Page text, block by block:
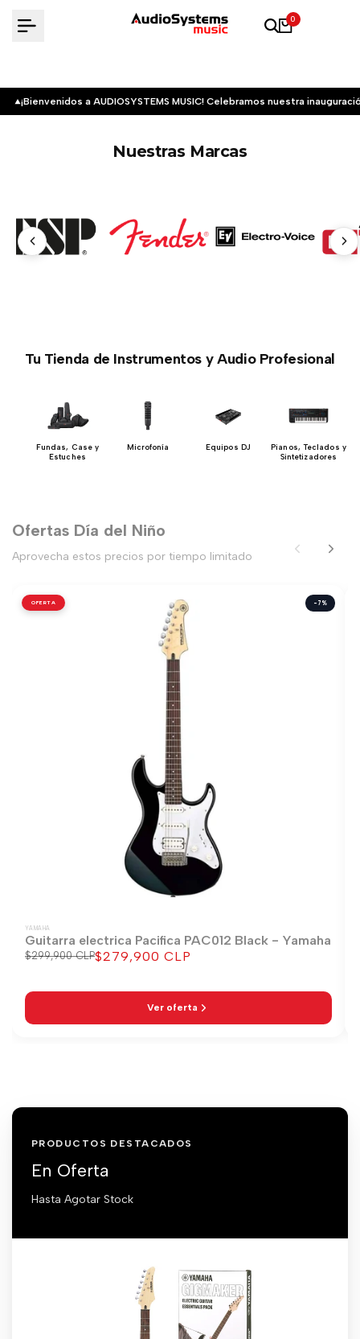
0
¡Bienvenidos a AUDIOSYSTEMS MUSIC! Celebramos nuestra
Nuestras Marcas
Tu Tienda de Instrumentos y Audio Profesional
Fundas, Case y
Estuches
Microfonía Equipos DJ
Pianos, Teclados y
Sintetizadores
Ofertas Día del Niño
Aprovecha estos precios por tiempo limitado
OFERTA -7%
YAMAHA
Guitarra electrica Pacifica PAC012 Black - Yamaha
Precio
$299,900 CLPPrecio
$279,900 CLP
Ver oferta
PRODUCTOS DESTACADOS
En Oferta
Hasta Agotar Stock